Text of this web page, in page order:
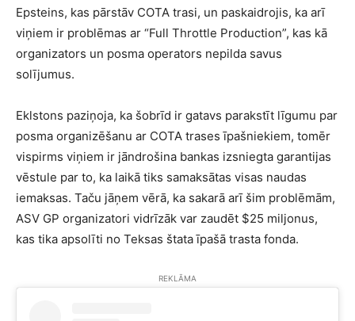
Epsteins, kas pārstāv COTA trasi, un paskaidrojis, ka arī
viņiem ir problēmas ar “Full Throttle Production”, kas kā
organizators un posma operators nepilda savus
solījumus.
Eklstons paziņoja, ka šobrīd ir gatavs parakstīt līgumu par
posma organizēšanu ar COTA trases īpašniekiem, tomēr
vispirms viņiem ir jāndrošina bankas izsniegta garantijas
vēstule par to, ka laikā tiks samaksātas visas naudas
iemaksas. Taču jāņem vērā, ka sakarā arī šim problēmām,
ASV GP organizatori vidrīzāk var zaudēt $25 miljonus,
kas tika apsolīti no Teksas štata īpašā trasta fonda.
REKLĀMA